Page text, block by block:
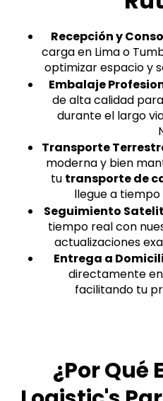
Recepción y
carga en Lima o
optimizar espacio y
Embalaje
de alta calidad
durante el largo
Transporte
moderna y bien
tu transporte de
llegue a
Seguimiento
tiempo real con
actualizaciones
Entrega a
directamente
facilitando tu
¿Por Qué